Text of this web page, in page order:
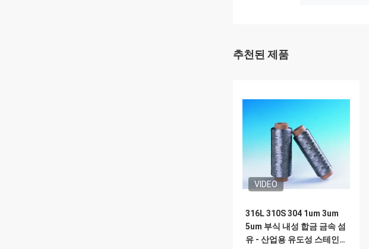
추천된 제품
VIDEO
316L 310S 304 1um 3um
5um 부식 내성 합금 금속 섬
유 - 산업용 유도성 스테인